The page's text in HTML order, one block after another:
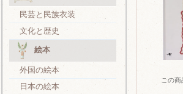
民芸と民族衣装
文化と歴史
絵本
外国の絵本
日本の絵本
この